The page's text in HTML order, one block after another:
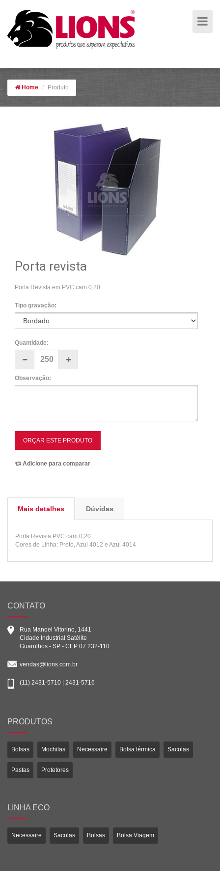
Home Produto
Porta revista
Porta Revista em PVC cam.0,20
Tipo gravação:
Quantidade:
Observação:
ORÇAR ESTE PRODUTO
Adicione para comparar
Mais detalhes Dúvidas
Porta Revista PVC cam.0,20
Cores de Linha: Preto, Azul 4012 e Azul 4014
CONTATO
Rua Manoel Vitorino, 1441
Cidade Industrial Satélite
Guarulhos - SP - CEP 07.232-110
vendas@lions.com.br
(11) 2431-5710 | 2431-5716
PRODUTOS
Bolsas Mochilas Necessaire Bolsa térmica Sacolas
Pastas Protetores
LINHA ECO
Necessaire Sacolas Bolsas Bolsa Viagem